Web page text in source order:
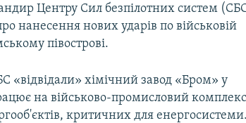
Центру Сил безпілотних систем
нанесення нових ударів по військовій
півострові.
«відвідали» хімічний завод «Бром» у
на військово-промисловий
критичних для енергосистеми.